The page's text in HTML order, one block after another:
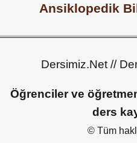
Ansiklopedik
Dersimiz.Net //
Öğrenciler ve
ders
© Tüm